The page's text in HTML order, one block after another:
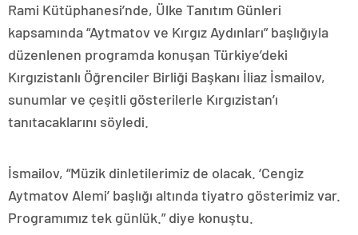
Rami Kütüphanesi’nde, Ülke Tanıtım Günleri
kapsamında “Aytmatov ve Kırgız Aydınları” başlığıyla
düzenlenen programda konuşan Türkiye’deki
Kırgızistanlı Öğrenciler Birliği Başkanı İliaz İsmailov,
sunumlar ve çeşitli gösterilerle Kırgızistan’ı
tanıtacaklarını söyledi.
İsmailov, “Müzik dinletilerimiz de olacak. ‘Cengiz
Aytmatov Alemi’ başlığı altında tiyatro gösterimiz var.
Programımız tek günlük.” diye konuştu.